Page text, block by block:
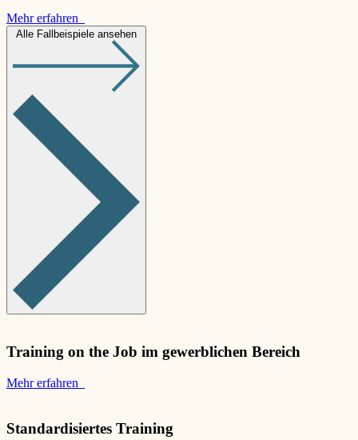
Mehr erfahren
Alle Fallbeispiele ansehen
Training on the Job im gewerblichen Bereich
Mehr erfahren
Standardisiertes Training